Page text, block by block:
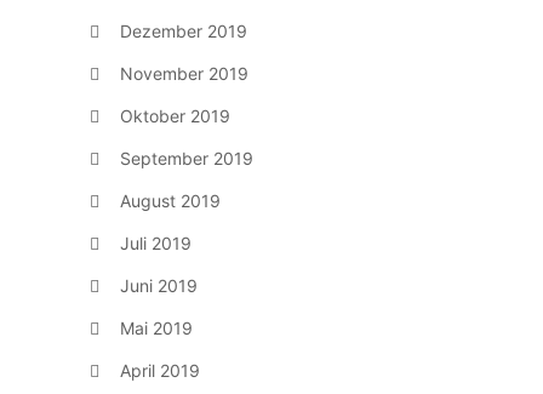
Dezember 2019
November 2019
Oktober 2019
September 2019
August 2019
Juli 2019
Juni 2019
Mai 2019
April 2019